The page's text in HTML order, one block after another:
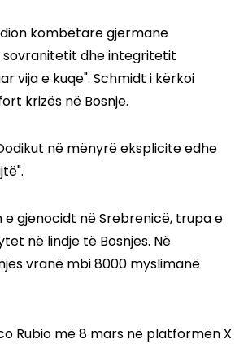
kombëtare gjermane
sovranitetit dhe integritetit
vija e kuqe". Schmidt i kërkoi
krizës në Bosnje.
në mënyrë eksplicite edhe
gjenocidt në Srebrenicë, trupa e
në lindje të Bosnjes. Në
vranë mbi 8000 myslimanë
Rubio më 8 mars në platformën X